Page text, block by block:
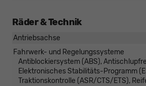
Räder & Technik
Antriebsachse
Fahrwerk- und Regelungssysteme
Antiblockiersystem (ABS),
Elektronisches Stabilitäts-Programm
Traktionskontrolle (ASR/CTS/ETS),